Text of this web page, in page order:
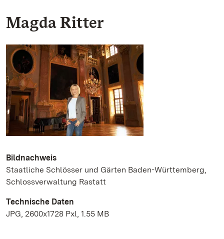
Magda Ritter
Bildnachweis
Staatliche Schlösser und Gärten Baden-Württemberg,
Schlossverwaltung Rastatt
Technische Daten
JPG, 2600x1728 Pxl, 1.55 MB